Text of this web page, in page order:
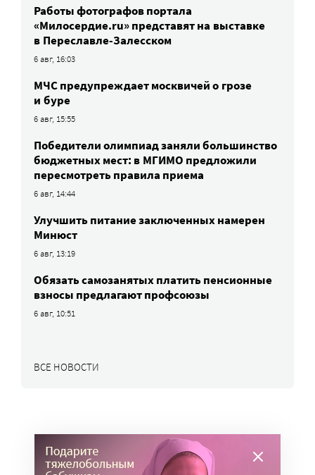
Работы фотографов портала
«Милосердие.ru» представят на выставке
в Переславле-Залесском
6 авг, 16:03
МЧС предупреждает москвичей о грозе
и буре
6 авг, 15:55
Победители олимпиад заняли большинство
бюджетных мест: в МГИМО предложили
пересмотреть правила приема
6 авг, 14:44
Улучшить питание заключенных намерен
Минюст
6 авг, 13:19
Обязать самозанятых платить пенсионные
взносы предлагают профсоюзы
6 авг, 10:51
ВСЕ НОВОСТИ